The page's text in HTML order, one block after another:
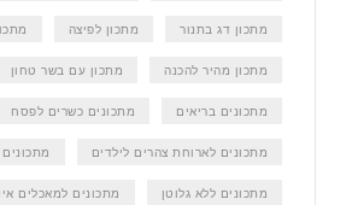
מתכון דג בתנור מתכון לפיצה
מתכון מהיר להכנה מתכון עם בשר טחון
מתכונים בריאים מתכונים כשרים לפסח
מתכונים לארוחת צהרים לילדים מתכונים
מתכונים ללא גלוטן מתכונים למאכלים